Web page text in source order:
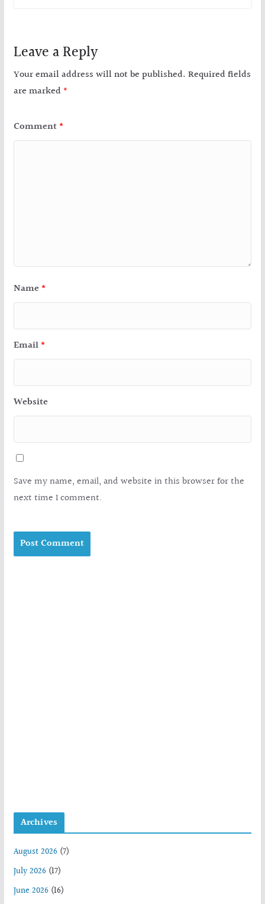
Leave a Reply
Your email address will not be published. Required fields
are marked *
Comment *
Name *
Email *
Website
Save my name, email, and website in this browser for the
next time I comment.
Archives
August 2026(7)
July 2026(17)
June 2026(16)